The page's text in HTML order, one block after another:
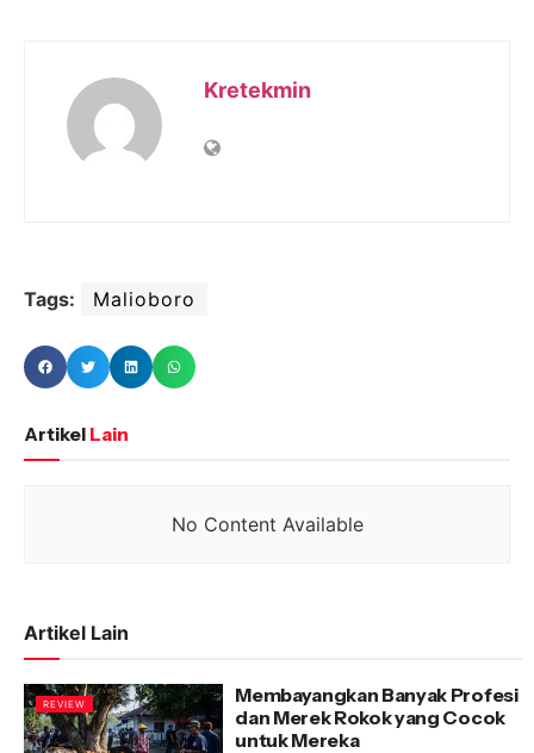
Kretekmin
Tags: Malioboro
Artikel Lain
No Content Available
Artikel Lain
REVIEW
Membayangkan Banyak Profesi
dan Merek Rokok yang Cocok
untuk Mereka